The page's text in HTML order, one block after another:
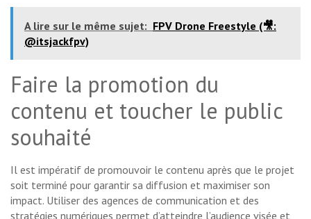
A lire sur le même sujet: FPV Drone Freestyle (🎥:​
@itsjackfpv)
Faire la promotion du
contenu et toucher le public
souhaité
Il est impératif de promouvoir le contenu après que le projet
soit terminé pour garantir sa diffusion et maximiser son
impact. Utiliser des agences de communication et des
stratégies numériques permet d’atteindre l’audience visée et